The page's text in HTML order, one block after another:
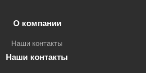
О компании
Наши контакты
Наши контакты